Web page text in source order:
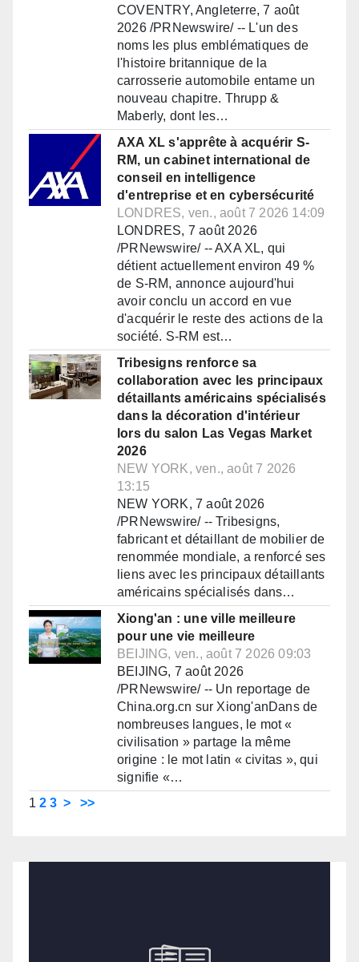
COVENTRY, Angleterre, 7 août
2026 /PRNewswire/ -- L'un des
noms les plus emblématiques de
l'histoire britannique de la
carrosserie automobile entame un
nouveau chapitre. Thrupp &
Maberly, dont les…
AXA XL s'apprête à acquérir S-
RM, un cabinet international de
conseil en intelligence
d'entreprise et en cybersécurité
LONDRES, ven., août 7 2026 14:09
LONDRES, 7 août 2026
/PRNewswire/ -- AXA XL, qui
détient actuellement environ 49 %
de S-RM, annonce aujourd'hui
avoir conclu un accord en vue
d'acquérir le reste des actions de la
société. S-RM est…
Tribesigns renforce sa
collaboration avec les principaux
détaillants américains spécialisés
dans la décoration d'intérieur
lors du salon Las Vegas Market
2026
NEW YORK, ven., août 7 2026
13:15
NEW YORK, 7 août 2026
/PRNewswire/ -- Tribesigns,
fabricant et détaillant de mobilier de
renommée mondiale, a renforcé ses
liens avec les principaux détaillants
américains spécialisés dans…
Xiong'an : une ville meilleure
pour une vie meilleure
BEIJING, ven., août 7 2026 09:03
BEIJING, 7 août 2026
/PRNewswire/ -- Un reportage de
China.org.cn sur Xiong'anDans de
nombreuses langues, le mot «
civilisation » partage la même
origine : le mot latin « civitas », qui
signifie «…
1 2 3 > >>